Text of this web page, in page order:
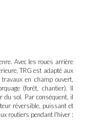
Avec les roues arrière
TRG est adapté aux
en champ ouvert,
(forêt, chantier). Il
du sol. Par conséquent, il
réversible, puissant et
routiers pendant l'hiver :